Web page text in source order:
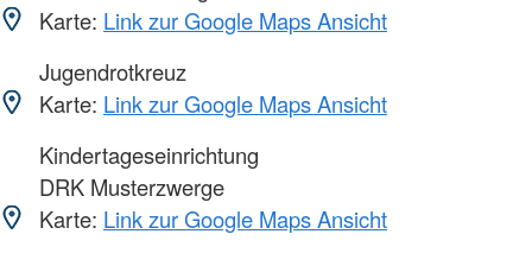
Karte: Link zur Google Maps Ansicht
Jugendrotkreuz
Karte: Link zur Google Maps Ansicht
Kindertageseinrichtung
DRK Musterzwerge
Karte: Link zur Google Maps Ansicht